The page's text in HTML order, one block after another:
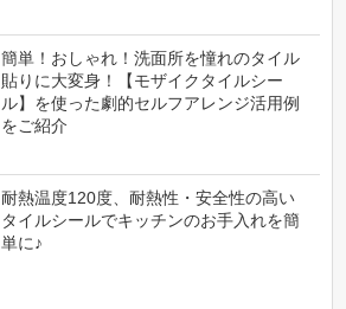
簡単！おしゃれ！洗面所を憧れのタイル
貼りに大変身！【モザイクタイルシー
ル】を使った劇的セルフアレンジ活用例
をご紹介
耐熱温度120度、耐熱性・安全性の高い
タイルシールでキッチンのお手入れを簡
単に♪